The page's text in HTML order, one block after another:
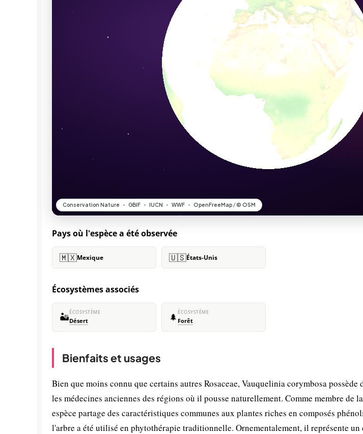
Pays où l'espèce a été observée
🇲🇽Mexique 🇺🇸États-Unis
Écosystèmes associés
🏜️ÉCOSYSTÈME
Désert 🌲 ÉCOSYSTÈME
Forêt
Bienfaits et usages
Bien que moins connu que certains autres Rosaceae, Vauquelinia corymbosa
les médecines anciennes des régions où il pousse naturellement. Comme membre de
espèce partage des caractéristiques communes aux plantes riches en composés
l'arbre a été utilisé en phytothérapie traditionnelle. Ornementalement, il représente